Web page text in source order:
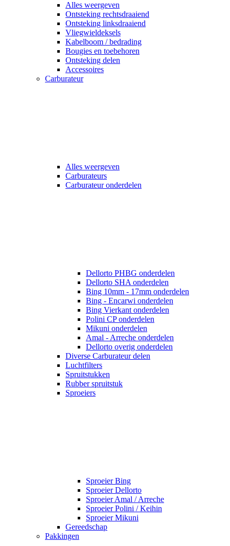
Alles weergeven
Ontsteking rechtsdraaiend
Ontsteking linksdraaiend
Vliegwieldeksels
Kabelboom / bedrading
Bougies en toebehoren
Ontsteking delen
Accessoires
Carburateur
Alles weergeven
Carburateurs
Carburateur onderdelen
Dellorto PHBG onderdelen
Dellorto SHA onderdelen
Bing 10mm - 17mm onderdelen
Bing - Encarwi onderdelen
Bing Vierkant onderdelen
Polini CP onderdelen
Mikuni onderdelen
Amal - Arreche onderdelen
Dellorto overig onderdelen
Diverse Carburateur delen
Luchtfilters
Spruitstukken
Rubber spruitstuk
Sproeiers
Sproeier Bing
Sproeier Dellorto
Sproeier Amal / Arreche
Sproeier Polini / Keihin
Sproeier Mikuni
Gereedschap
Pakkingen